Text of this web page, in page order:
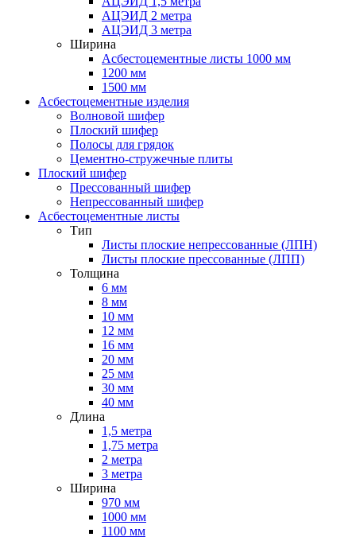
АЦЭИД 2 метра
АЦЭИД 3 метра
Ширина
Асбестоцементные листы 1000 мм
1200 мм
1500 мм
Асбестоцементные изделия
Волновой шифер
Плоский шифер
Полосы для грядок
Цементно-стружечные плиты
Плоский шифер
Прессованный шифер
Непрессованный шифер
Асбестоцементные листы
Тип
Листы плоские непрессованные (ЛПН)
Листы плоские прессованные (ЛПП)
Толщина
6 мм
8 мм
10 мм
12 мм
16 мм
20 мм
25 мм
30 мм
40 мм
Длина
1,5 метра
1,75 метра
2 метра
3 метра
Ширина
970 мм
1000 мм
1100 мм